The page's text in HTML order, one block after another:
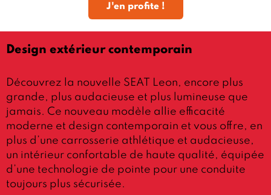
J'en profite !
Design extérieur contemporain
Découvrez la nouvelle SEAT Leon, encore plus
grande, plus audacieuse et plus lumineuse que
jamais. Ce nouveau modèle allie efficacité
moderne et design contemporain et vous offre, en
plus d’une carrosserie athlétique et audacieuse,
un intérieur confortable de haute qualité, équipée
d’une technologie de pointe pour une conduite
toujours plus sécurisée.